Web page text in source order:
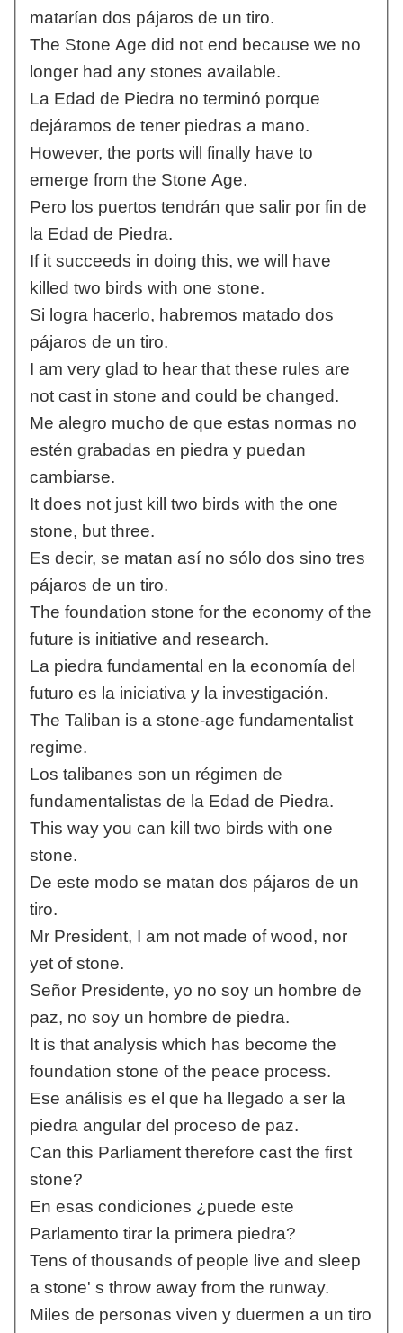
matarían dos pájaros de un tiro.
The Stone Age did not end because we no
longer had any stones available.
La Edad de Piedra no terminó porque
dejáramos de tener piedras a mano.
However, the ports will finally have to
emerge from the Stone Age.
Pero los puertos tendrán que salir por fin de
la Edad de Piedra.
If it succeeds in doing this, we will have
killed two birds with one stone.
Si logra hacerlo, habremos matado dos
pájaros de un tiro.
I am very glad to hear that these rules are
not cast in stone and could be changed.
Me alegro mucho de que estas normas no
estén grabadas en piedra y puedan
cambiarse.
It does not just kill two birds with the one
stone, but three.
Es decir, se matan así no sólo dos sino tres
pájaros de un tiro.
The foundation stone for the economy of the
future is initiative and research.
La piedra fundamental en la economía del
futuro es la iniciativa y la investigación.
The Taliban is a stone-age fundamentalist
regime.
Los talibanes son un régimen de
fundamentalistas de la Edad de Piedra.
This way you can kill two birds with one
stone.
De este modo se matan dos pájaros de un
tiro.
Mr President, I am not made of wood, nor
yet of stone.
Señor Presidente, yo no soy un hombre de
paz, no soy un hombre de piedra.
It is that analysis which has become the
foundation stone of the peace process.
Ese análisis es el que ha llegado a ser la
piedra angular del proceso de paz.
Can this Parliament therefore cast the first
stone?
En esas condiciones ¿puede este
Parlamento tirar la primera piedra?
Tens of thousands of people live and sleep
a stone' s throw away from the runway.
Miles de personas viven y duermen a un tiro